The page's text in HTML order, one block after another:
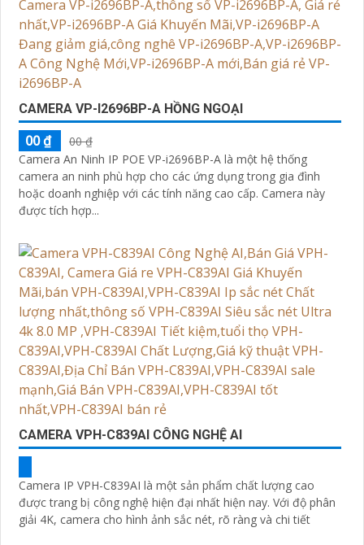
CAMERA VP-I2696BP-A HỒNG NGOẠI
00 ₫
00 ₫
Camera An Ninh IP POE VP-i2696BP-A là một hệ thống
camera an ninh phù hợp cho các ứng dụng trong gia đình
hoặc doanh nghiệp với các tính năng cao cấp. Camera này
được tích hợp...
CAMERA VPH-C839AI CÔNG NGHỆ AI
Camera IP VPH-C839AI là một sản phẩm chất lượng cao
được trang bị công nghệ hiện đại nhất hiện nay. Với độ phân
giải 4K, camera cho hình ảnh sắc nét, rõ ràng và chi tiết